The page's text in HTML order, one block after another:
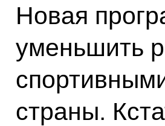
Новая
уменьшить
страны.